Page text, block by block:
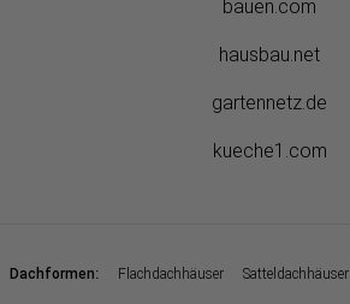
bauen.com
hausbau.net
gartennetz.de
kueche1.com
Dachformen: Flachdachhäuser Satteldachhäuser